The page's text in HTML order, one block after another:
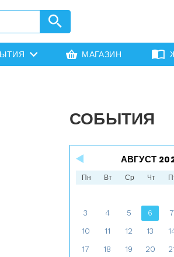
МАГАЗИН
СОБЫТИЯ
АВГУСТ
Пн Вт Ср Чт
3 4 5 6 7
10 11 12 13
17 18 19 20